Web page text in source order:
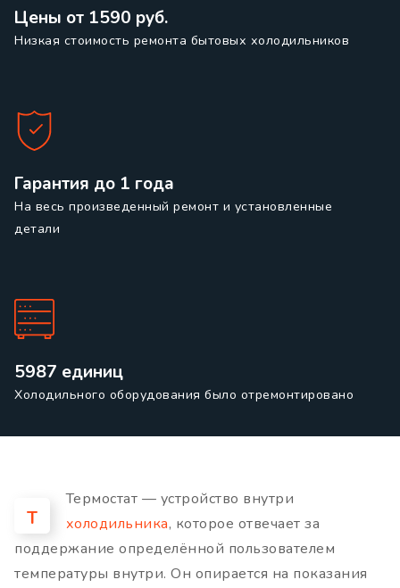
Цены от 1590 руб.
Низкая стоимость ремонта бытовых холодильников
Гарантия до 1 года
На весь произведенный ремонт и установленные
детали
5987 единиц
Холодильного оборудования было отремонтировано
Т
Термостат — устройство внутри
холодильника, которое отвечает за
поддержание определённой пользователем
температуры внутри. Он опирается на показания